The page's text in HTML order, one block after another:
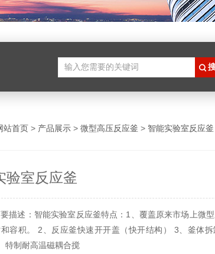
站首页 > 产品展示 > 微型高压反应釜 > 智能实验室反应釜
验室反应釜
描述：智能实验室反应釜特点：1、覆盖原来市场上微
容积。 2、反应釜快速开开盖（快开结构） 3、釜体
特制耐高温磁耦合搅